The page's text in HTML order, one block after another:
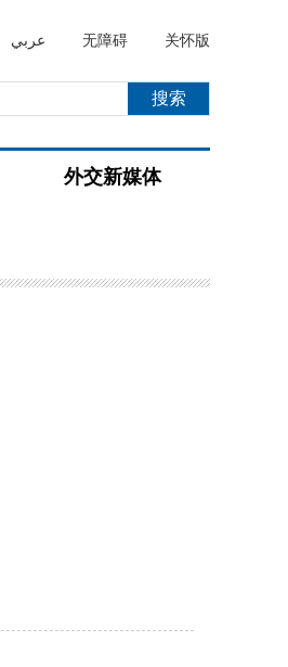
عربي 无障碍 关怀版
外交新媒体